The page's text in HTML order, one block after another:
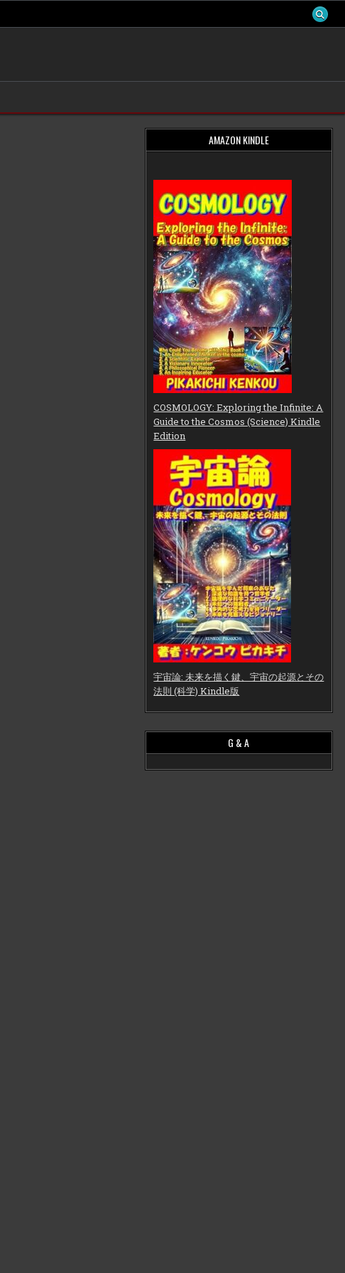
AMAZON KINDLE
COSMOLOGY: Exploring the Infinite: A
Guide to the Cosmos (Science) Kindle
Edition
宇宙論: 未来を描く鍵、宇宙の起源とその
法則 (科学) Kindle版
G & A